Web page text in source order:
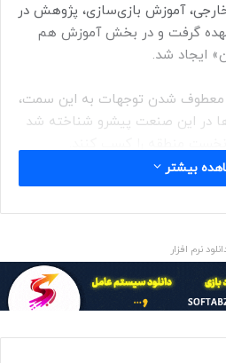
آموزش بازی‌سازی، پژوهش در
گرفت و در بخش آموزش هم
ایجاد شد.
با معطوف شدن توجهات به این سمت،
در این صنعت پیشرو شناخته شد
بنابر آخرین آمار اعلام شده درحال حاضر ۳۴ میلیون بازیکن در
آنها بازیکن های حرفه ای هستند
پیشرفت این صنعت، طی سالهای
آن فیلتر گوگل پلی مشکلاتی را
آورد.
که فیلتر کردن گوگل پلی صنعت بازی
بیشتر
نرم افزار